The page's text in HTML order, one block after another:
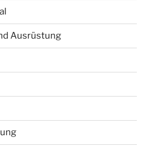
Ausrüstung